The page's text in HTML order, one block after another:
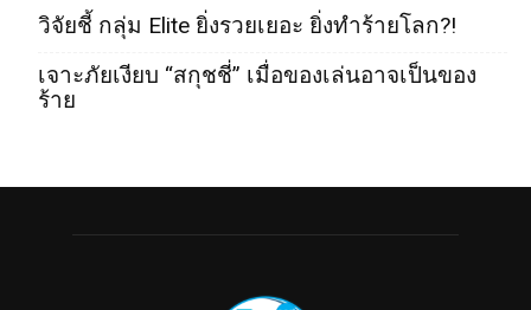
วิจัยชี้ กลุ่ม Elite ยิ่งรวยเยอะ ยิ่งทำร้ายโลก?!
เจาะภัยเงียบ “สกุชชี่” เมื่อของเล่นอาจเป็นของ
ร้าย